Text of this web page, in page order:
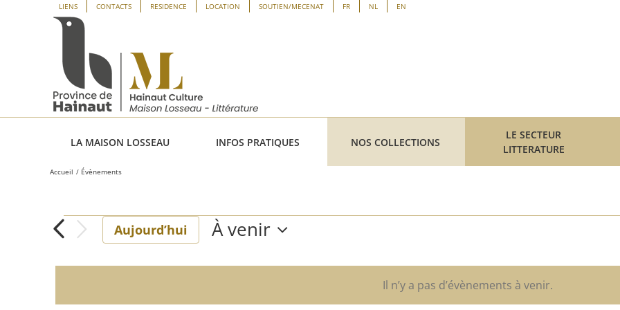
Panneau de gestion des cookies
LIENS CONTACTS RESIDENCE LOCATION SOUTIEN/MECENAT FR NL EN
LA MAISON LOSSEAU INFOS PRATIQUES NOS COLLECTIONS
LE SECTEUR
LITTERATURE
Accueil Évènements
Évènements
Notice
Il n’y a pas d’évènements à venir.
Aujourd’hui
À venir
une